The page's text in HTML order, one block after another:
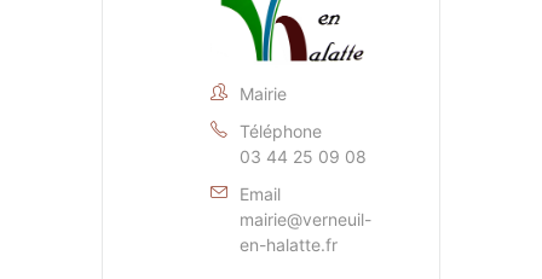
Mairie
Téléphone
03 44 25 09 08
Email
mairie@verneuil-
en-halatte.fr